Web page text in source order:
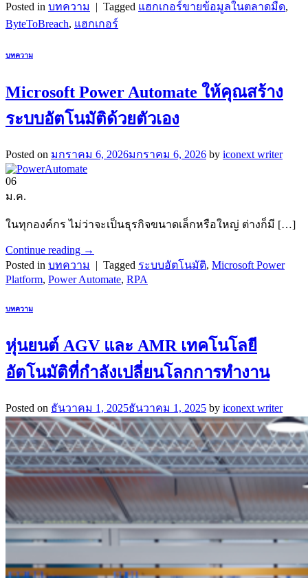
Posted in บทความ | Tagged แฮกเกอร์ขายข้อมูลในตลาดมืด,
ByteToBreach, แฮกเกอร์
บทความ
Microsoft Power Automate ให้คุณสร้าง
ระบบอัตโนมัติด้วยตัวเอง
Posted on มกราคม 6, 2026มกราคม 6, 2026 by iconext writer
06
ม.ค.
ในทุกองค์กร ไม่ว่าจะเป็นธุรกิจขนาดเล็กหรือใหญ่ ต่างก็มี […]
Continue reading →
Posted in บทความ | Tagged ระบบอัตโนมัติ, Microsoft Power
Platform, Power Automate, RPA
บทความ
หุ่นยนต์ AGV และ AMR เทคโนโลยี
อัตโนมัติที่กำลังเปลี่ยนโลกการทำงาน
Posted on ธันวาคม 1, 2025ธันวาคม 1, 2025 by iconext writer